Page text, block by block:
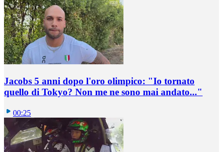
Jacobs 5 anni dopo l'oro olimpico: "Io tornato
quello di Tokyo? Non me ne sono mai andato..."
00:25